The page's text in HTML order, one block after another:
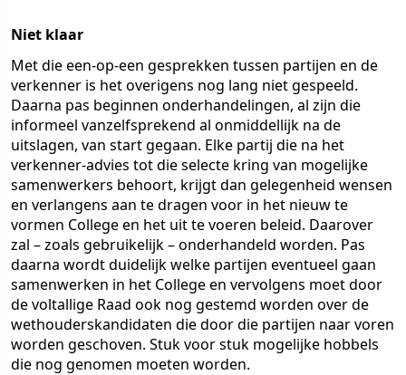
Niet klaar
Met die een-op-een gesprekken tussen partijen en de
verkenner is het overigens nog lang niet gespeeld.
Daarna pas beginnen onderhandelingen, al zijn die
informeel vanzelfsprekend al onmiddellijk na de
uitslagen, van start gegaan. Elke partij die na het
verkenner-advies tot die selecte kring van mogelijke
samenwerkers behoort, krijgt dan gelegenheid wensen
en verlangens aan te dragen voor in het nieuw te
vormen College en het uit te voeren beleid. Daarover
zal – zoals gebruikelijk – onderhandeld worden. Pas
daarna wordt duidelijk welke partijen eventueel gaan
samenwerken in het College en vervolgens moet door
de voltallige Raad ook nog gestemd worden over de
wethouderskandidaten die door die partijen naar voren
worden geschoven. Stuk voor stuk mogelijke hobbels
die nog genomen moeten worden.